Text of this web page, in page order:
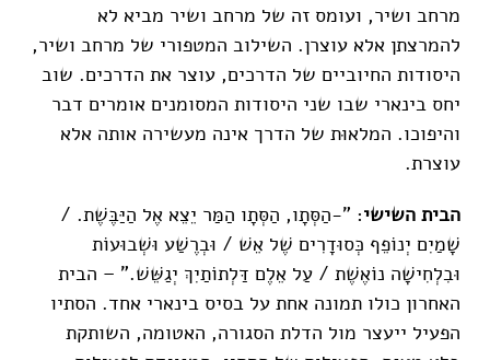
מרחב ושיר, ועומס זה של מרחב ושיר מביא לא
להמרצתן אלא עוצרן. השילוב המטפורי של מרחב ושיר,
היסודות החיוביים של הדרכים, עוצר את הדרכים. שוב
יחס בינארי שבו שני היסודות המסומנים אומרים דבר
והיפוכו. המלאוּת של הדרך אינה מעשירה אותה אלא
עוצרת.
הבית השישי: "-הַסְּתָו, הַסְּתָו הַמַּר יֵצֵא אֶל הַיַּבֶּשֶׁת. /
שָׁמַיִם יְנוֹפֵף כְּסוּדָרִים שֶׁל אֵשׁ / וּבְרֶשַׁע וּשְׁבוּעוֹת
וּבִלְחִישָׁה נוֹאֶשֶׁת / עַל אֵלֶם דַּלְתוֹתַיִךְ יְגַשֵּׁשׁ." – הבית
האחרון כולו תמונה אחת על בסיס בינארי אחד. הסתיו
הפעיל ייעצר מול הדלת הסגורה, האטומה, השותקת